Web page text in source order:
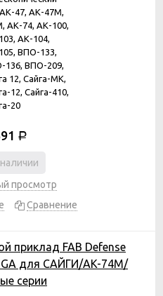
47, АК-47М,
АК-74, АК-100,
АК-104,
ВПО-133,
136, ВПО-209,
12, Сайга-МК,
12, Сайга-410,
20
Р
просмотр
Сравнение
приклад FAB Defense
для САЙГИ/AK-74M/
серии